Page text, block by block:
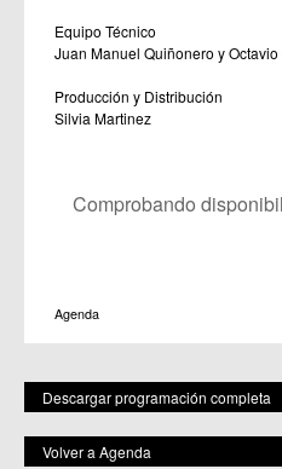
Equipo Técnico
Juan Manuel Quiñonero y Octavio
Producción y Distribución
Silvia Martinez
Comprobando
Agenda
Descargar programación completa
Volver a Agenda